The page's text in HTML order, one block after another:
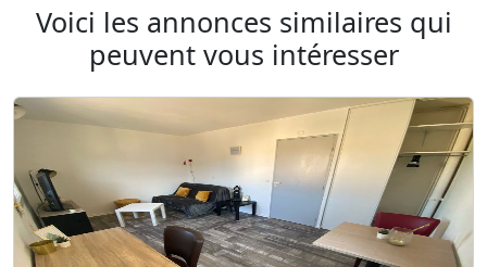
Voici les annonces similaires qui
peuvent vous intéresser